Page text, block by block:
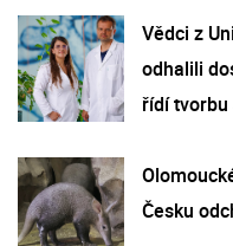
Vědci z
odhalili
řídí tvorbu
Česku